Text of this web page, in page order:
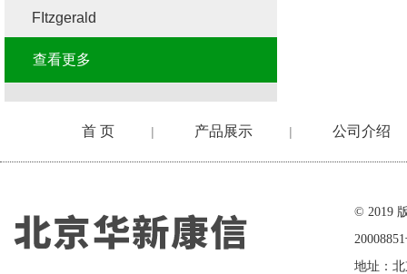
FItzgerald
查看更多
首 页 | 产品展示 | 公司介绍
© 2019
地址：